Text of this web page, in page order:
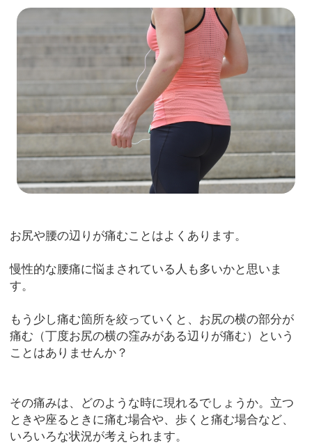
お尻や腰の辺りが痛むことはよくあります。
慢性的な腰痛に悩まされている人も多いかと思いま
す。
もう少し痛む箇所を絞っていくと、お尻の横の部分が
痛む（丁度お尻の横の窪みがある辺りが痛む）という
ことはありませんか？
その痛みは、どのような時に現れるでしょうか。立つ
ときや座るときに痛む場合や、歩くと痛む場合など、
いろいろな状況が考えられます。